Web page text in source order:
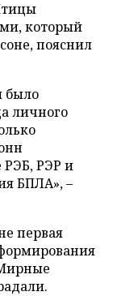
который
пояснил
было
личного
РЭБ, РЭР и
БПЛА», –
первая